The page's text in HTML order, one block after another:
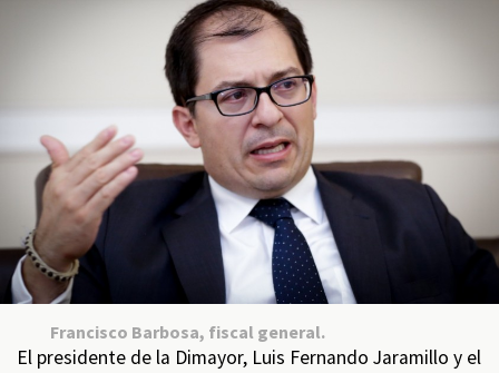
Francisco Barbosa, fiscal general.
El presidente de la Dimayor, Luis Fernando Jaramillo y el